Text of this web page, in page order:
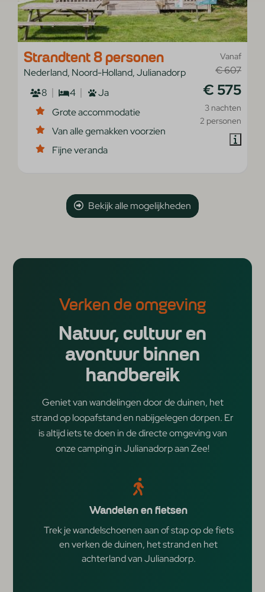
Vanaf
€ 607
€ 575
3 nachten
2 personen
Strandtent 8 personen
Nederland, Noord-Holland, Julianadorp
8
4
Ja
Grote accommodatie
Van alle gemakken voorzien
Fijne veranda
Bekijk alle mogelijkheden
Verken de omgeving
Natuur, cultuur en
avontuur binnen
handbereik
Geniet van wandelingen door de duinen, het
strand op loopafstand en nabijgelegen dorpen. Er
is altijd iets te doen in de directe omgeving van
onze camping in Julianadorp aan Zee!
Wandelen en fietsen
Trek je wandelschoenen aan of stap op de fiets
en verken de duinen, het strand en het
achterland van Julianadorp.